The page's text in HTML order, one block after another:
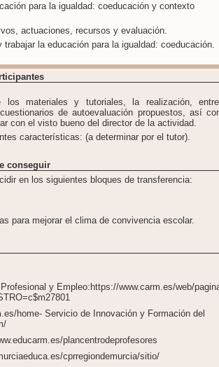
para la igualdad: coeducación y contexto
actuaciones, recursos y evaluación.
la educación para la igualdad: coeducación.
materiales y tutoriales, la realización,
de autoevaluación propuestos, así
con el visto bueno del director de la actividad.
características: (a determinar por el tutor).
conseguir
en los siguientes bloques de transferencia:
para mejorar el clima de convivencia escolar.
y Empleo:https://www.carm.es/web/
home- Servicio de Innovación y Formación del
plancentrodeprofesores
cprregiondemurcia/sitio/